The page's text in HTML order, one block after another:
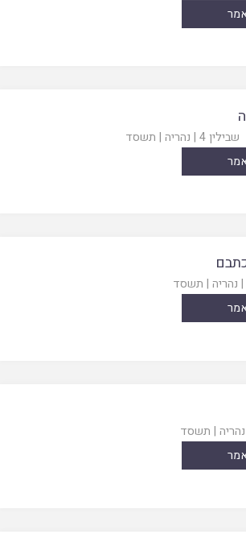
שבילין 4 | נהריה | תשסד
| נהריה | תשסד
נהריה | תשסד